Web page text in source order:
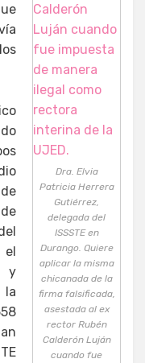
Dra. Elvia
Patricia Herrera
Gutiérrez,
delegada del
ISSSTE en
Durango. Quiere
aplicar la misma
chicanada de la
firma falsificada,
asestada al ex
rector Rubén
Calderón Luján
cuando fue
el
y
la